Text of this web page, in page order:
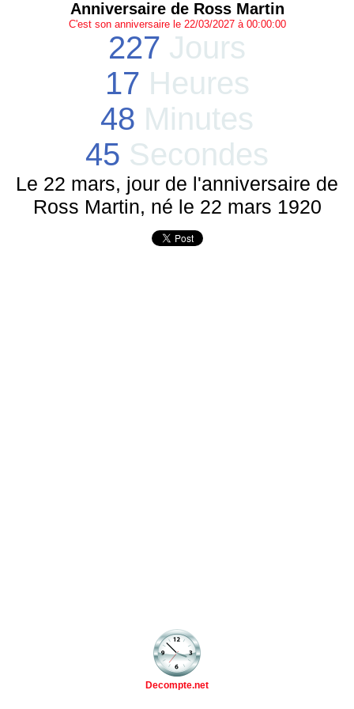
Anniversaire de Ross Martin
C'est son anniversaire le 22/03/2027 à 00:00:00
227 Jours
17 Heures
48 Minutes
45 Secondes
Le 22 mars, jour de l'anniversaire de
Ross Martin, né le 22 mars 1920
Decompte.net